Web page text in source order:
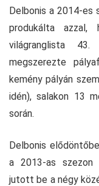
Delbonis a 2014-es
produkálta
világranglista
megszerezte
kemény pályán
idén), salakon 13
során.
Delbonis
a 2013-as szezon
jutott be a négy